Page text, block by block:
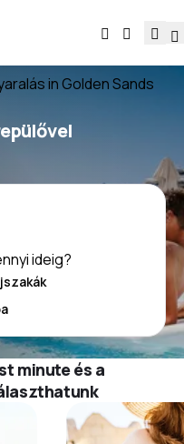
in Golden Sands
ideig?
minute és a